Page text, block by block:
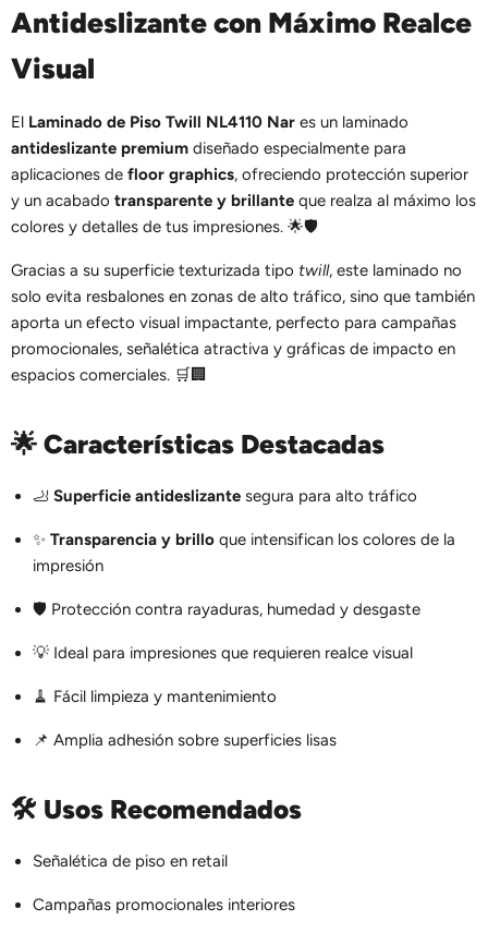
Antideslizante con Máximo Realce
Visual
El Laminado de Piso Twill NL4110 Nar es un laminado
antideslizante premium diseñado especialmente para
aplicaciones de floor graphics, ofreciendo protección superior
y un acabado transparente y brillante que realza al máximo los
colores y detalles de tus impresiones. 🌟🛡️
Gracias a su superficie texturizada tipo twill, este laminado no
solo evita resbalones en zonas de alto tráfico, sino que también
aporta un efecto visual impactante, perfecto para campañas
promocionales, señalética atractiva y gráficas de impacto en
espacios comerciales. 🛒🏢
🌟 Características Destacadas
🦶 Superficie antideslizante segura para alto tráfico
✨ Transparencia y brillo que intensifican los colores de la
impresión
🛡️ Protección contra rayaduras, humedad y desgaste
💡 Ideal para impresiones que requieren realce visual
🧹 Fácil limpieza y mantenimiento
📌 Amplia adhesión sobre superficies lisas
🛠️ Usos Recomendados
Señalética de piso en retail
Campañas promocionales interiores